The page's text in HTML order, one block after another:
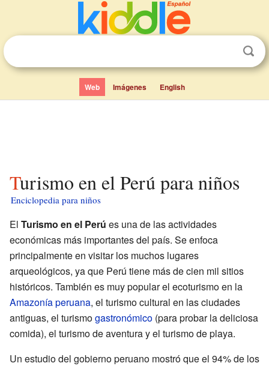
Web Imágenes English
Turismo en el Perú para niños
Enciclopedia para niños
El Turismo en el Perú es una de las actividades
económicas más importantes del país. Se enfoca
principalmente en visitar los muchos lugares
arqueológicos, ya que Perú tiene más de cien mil sitios
históricos. También es muy popular el ecoturismo en la
Amazonía peruana, el turismo cultural en las ciudades
antiguas, el turismogastronómico (para probar la deliciosa
comida), el turismo de aventura y el turismo de playa.
Un estudio del gobierno peruano mostró que el 94% de los